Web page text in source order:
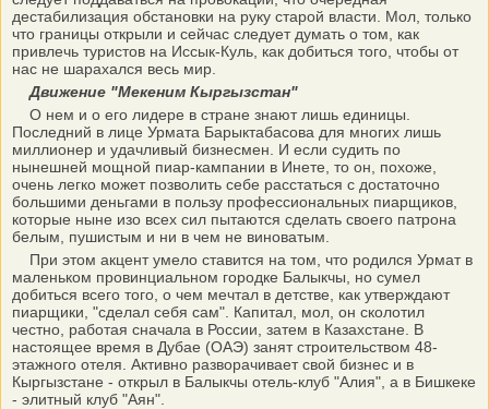
дестабилизация обстановки на руку старой власти. Мол, только
что границы открыли и сейчас следует думать о том, как
привлечь туристов на Иссык-Куль, как добиться того, чтобы от
нас не шарахался весь мир.
Движение "Мекеним Кыргызстан"
О нем и о его лидере в стране знают лишь единицы.
Последний в лице Урмата Барыктабасова для многих лишь
миллионер и удачливый бизнесмен. И если судить по
нынешней мощной пиар-кампании в Инете, то он, похоже,
очень легко может позволить себе расстаться с достаточно
большими деньгами в пользу профессиональных пиарщиков,
которые ныне изо всех сил пытаются сделать своего патрона
белым, пушистым и ни в чем не виноватым.
При этом акцент умело ставится на том, что родился Урмат в
маленьком провинциальном городке Балыкчы, но сумел
добиться всего того, о чем мечтал в детстве, как утверждают
пиарщики, "сделал себя сам". Капитал, мол, он сколотил
честно, работая сначала в России, затем в Казахстане. В
настоящее время в Дубае (ОАЭ) занят строительством 48-
этажного отеля. Активно разворачивает свой бизнес и в
Кыргызстане - открыл в Балыкчы отель-клуб "Алия", а в Бишкеке
- элитный клуб "Аян".